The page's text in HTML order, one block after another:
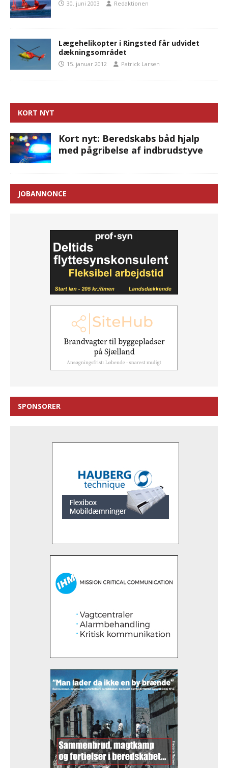
30. juni 2003 Redaktionen
Lægehelikopter i Ringsted får udvidet
dækningsområdet
15. januar 2012 Patrick Larsen
KORT NYT
Kort nyt: Beredskabs båd hjalp
med pågribelse af indbrudstyve
JOBANNONCE
SPONSORER